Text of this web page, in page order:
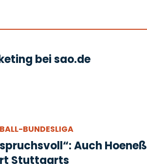
bei sao.de
BUNDESLIGA
Auch Hoeneß
Stuttgarts